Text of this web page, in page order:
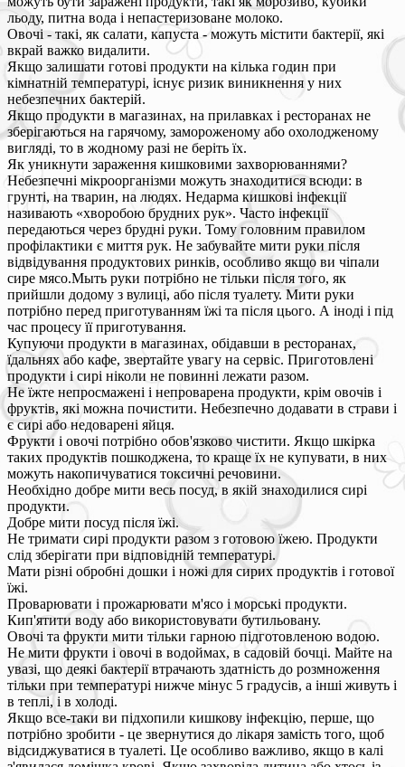
льоду, питна вода і непастеризоване молоко.
Овочі - такі, як салати, капуста - можуть містити бактерії, які
вкрай важко видалити.
Якщо залишати готові продукти на кілька годин при
кімнатній температурі, існує ризик виникнення у них
небезпечних бактерій.
Якщо продукти в магазинах, на прилавках і ресторанах не
зберігаються на гарячому, замороженому або охолодженому
вигляді, то в жодному разі не беріть їх.
Як уникнути зараження кишковими захворюваннями?
Небезпечні мікроорганізми можуть знаходитися всюди: в
грунті, на тварин, на людях. Недарма кишкові інфекції
називають «хворобою брудних рук». Часто інфекції
передаються через брудні руки. Тому головним правилом
профілактики є миття рук. Не забувайте мити руки після
відвідування продуктових ринків, особливо якщо ви чіпали
сире мясо.Мыть руки потрібно не тільки після того, як
прийшли додому з вулиці, або після туалету. Мити руки
потрібно перед приготуванням їжі та після цього. А іноді і під
час процесу її приготування.
Купуючи продукти в магазинах, обідавши в ресторанах,
їдальнях або кафе, звертайте увагу на сервіс. Приготовлені
продукти і сирі ніколи не повинні лежати разом.
Не їжте непросмажені і непроварена продукти, крім овочів і
фруктів, які можна почистити. Небезпечно додавати в страви і
є сирі або недоварені яйця.
Фрукти і овочі потрібно обов'язково чистити. Якщо шкірка
таких продуктів пошкоджена, то краще їх не купувати, в них
можуть накопичуватися токсичні речовини.
Необхідно добре мити весь посуд, в якій знаходилися сирі
продукти.
Добре мити посуд після їжі.
Не тримати сирі продукти разом з готовою їжею. Продукти
слід зберігати при відповідній температурі.
Мати різні обробні дошки і ножі для сирих продуктів і готової
їжі.
Проварювати і прожарювати м'ясо і морські продукти.
Кип'ятити воду або використовувати бутильовану.
Овочі та фрукти мити тільки гарною підготовленою водою.
Не мити фрукти і овочі в водоймах, в садовій бочці. Майте на
увазі, що деякі бактерії втрачають здатність до розмноження
тільки при температурі нижче мінус 5 градусів, а інші живуть і
в теплі, і в холоді.
Якщо все-таки ви підхопили кишкову інфекцію, перше, що
потрібно зробити - це звернутися до лікаря замість того, щоб
відсиджуватися в туалеті. Це особливо важливо, якщо в калі